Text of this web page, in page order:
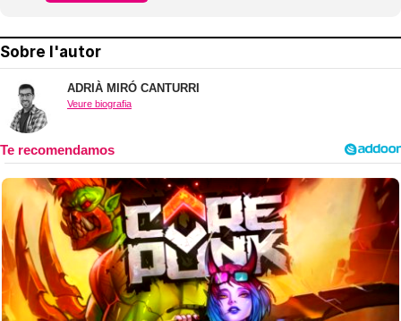
Sobre l'autor
ADRIÀ MIRÓ CANTURRI
Veure biografia